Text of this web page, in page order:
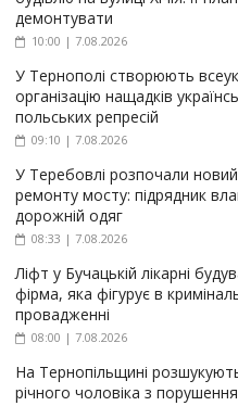
демонтувати
10:00 | 7.08.2026
У Тернополі створюють
організацію нащадків
польських репресій
09:10 | 7.08.2026
У Теребовлі розпочали
ремонту мосту: підрядник
дорожній одяг
08:33 | 7.08.2026
Ліфт у Бучацькій лікарні
фірма, яка фігурує в
провадженні
08:00 | 7.08.2026
На Тернопільщині
річного чоловіка з